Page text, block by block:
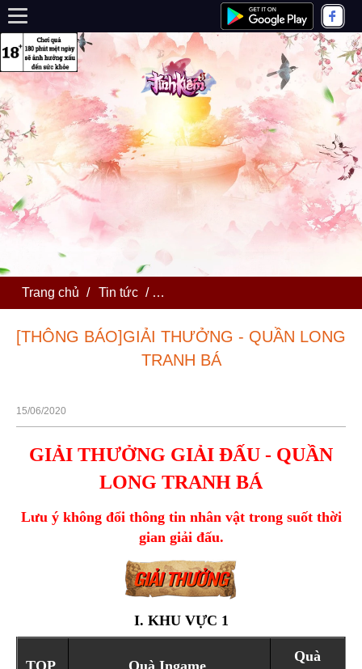
Trang chủ / Tin tức / [THÔNG BÁO]GIẢI THƯỞNG -
[THÔNG BÁO]GIẢI THƯỞNG - QUẦN LONG
TRANH BÁ
15/06/2020
GIẢI THƯỞNG GIẢI ĐẤU - QUẦN
LONG TRANH BÁ
Lưu ý không đổi thông tin nhân vật trong suốt thời
gian giải đấu.
I. KHU VỰC 1
TOP Quà Ingame
Quà